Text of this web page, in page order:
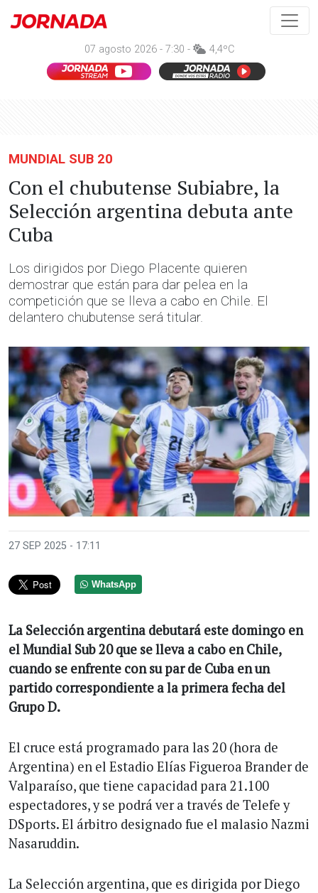
07 agosto 2026 - 7:30 - 4,4ºC
MUNDIAL SUB 20
Con el chubutense Subiabre, la
Selección argentina debuta ante
Cuba
Los dirigidos por Diego Placente quieren
demostrar que están para dar pelea en la
competición que se lleva a cabo en Chile. El
delantero chubutense será titular.
Anterior
27 SEP 2025 - 17:11
WhatsApp
La Selección argentina debutará este domingo en
el Mundial Sub 20 que se lleva a cabo en Chile,
cuando se enfrente con su par de Cuba en un
partido correspondiente a la primera fecha del
Grupo D.
El cruce está programado para las 20 (hora de
Argentina) en el Estadio Elías Figueroa Brander de
Valparaíso, que tiene capacidad para 21.100
espectadores, y se podrá ver a través de Telefe y
DSports. El árbitro designado fue el malasio Nazmi
Nasaruddin.
La Selección argentina, que es dirigida por Diego